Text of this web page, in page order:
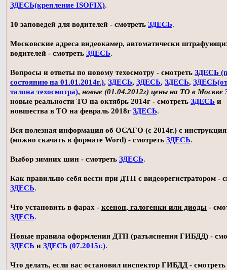
ЗДЕСЬ(крепление ISOFIX).
10 заповедей для водителей - смотреть ЗДЕСЬ.
Московские адреса видеокамер, автоматически
водителей - смотреть ЗДЕСЬ.
Вопросы и ответы по новому техосмотру - смотреть ЗДЕСЬ
состоянию на 01.01.2014г.), ЗДЕСЬ, ЗДЕСЬ, ЗДЕСЬ,
талона техосмотра), новые (01.04.2012г) цены на ТО в Москве
новые реальности ТО на октябрь 2014г - смотреть ЗДЕСЬ и
новшества в ТО на февраль 2018г ЗДЕСЬ.
Вся полезная информация об ОСАГО (с 2014г.) с
(можно скачать в формате Word) - смотреть ЗДЕСЬ.
Выбор зимних шин - смотреть ЗДЕСЬ.
Как правильно себя вести при ДТП с видеорегистратором -
ЗДЕСЬ.
Что установить в фарах - ксенон, галогенки или диоды -
ЗДЕСЬ.
Новые правила оформления ДТП (разъяснения ГИБДД) -
ЗДЕСЬ и ЗДЕСЬ (07.2015г.).
Что делать, если вас остановил инспектор ГИБДД - смотреть